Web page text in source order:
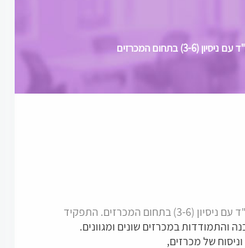
בתחום המכרזים
למשרד ירושלמי גדול ובעל מוניטין, דרוש/ה עו"ד עם ניסיון (3-6) בתחום המכרזים. התפקיד
והתמודדות במכרזים שונים ומגוונים.
של מכרזים,